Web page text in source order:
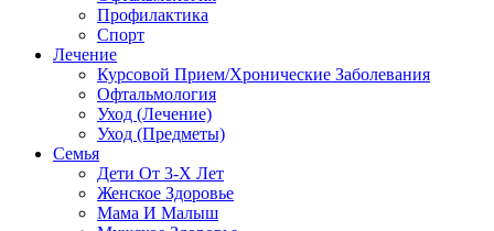
Профилактика
Спорт
Лечение
Курсовой Прием/Хронические Заболевания
Офтальмология
Уход (Лечение)
Уход (Предметы)
Семья
Дети От 3-Х Лет
Женское Здоровье
Мама И Малыш